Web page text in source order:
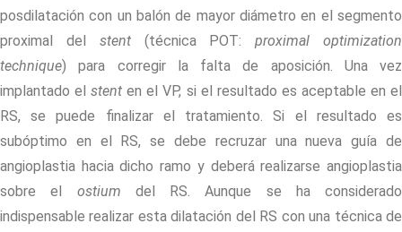
posdilatación con un balón de mayor diámetro en el segmento
proximal del stent(técnica POT:proximal optimization
technique) para corregir la falta de aposición. Una vez
implantado elstent en el VP, si el resultado es aceptable en el
RS, se puede finalizar el tratamiento. Si el resultado es
subóptimo en el RS, se debe recruzar una nueva guía de
angioplastia hacia dicho ramo y deberá realizarse angioplastia
sobre el ostium del RS. Aunque se ha considerado
indispensable realizar esta dilatación del RS con una técnica de